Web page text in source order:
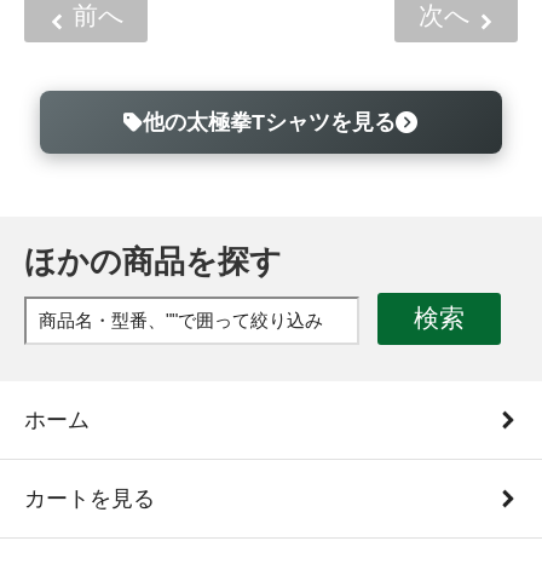
前へ 次へ
他の太極拳Tシャツを見る
ほかの商品を探す
検索
ホーム
カートを見る